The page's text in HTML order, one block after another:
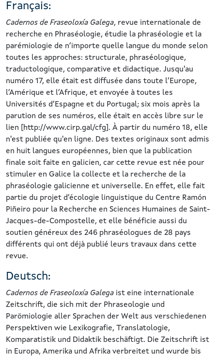
Français:
Cadernos de Fraseoloxía Galega, revue internationale de
recherche en Phraséologie, étudie la phraséologie et la
parémiologie de n’importe quelle langue du monde selon
toutes les approches: structurale, phraséologique,
traductologique, comparative et didactique. Jusqu'au
numéro 17, elle était est diffusée dans toute l’Europe,
l’Amérique et l’Afrique, et envoyée à toutes les
Universités d’Espagne et du Portugal; six mois après la
parution de ses numéros, elle était en accès libre sur le
lien [http://www.cirp.gal/cfg]. À partir du numéro 18, elle
n'est publiée qu'en ligne. Des textes originaux sont admis
en huit langues européennes, bien que la publication
finale soit faite en galicien, car cette revue est née pour
stimuler en Galice la collecte et la recherche de la
phraséologie galicienne et universelle. En effet, elle fait
partie du projet d’écologie linguistique du Centre Ramón
Piñeiro pour la Recherche en Sciences Humaines de Saint-
Jacques-de-Compostelle, et elle bénéficie aussi du
soutien généreux des 246 phraséologues de 28 pays
différents qui ont déjà publié leurs travaux dans cette
revue.
Deutsch:
Cadernos de Fraseoloxía Galega ist eine internationale
Zeitschrift, die sich mit der Phraseologie und
Parömiologie aller Sprachen der Welt aus verschiedenen
Perspektiven wie Lexikografie, Translatologie,
Komparatistik und Didaktik beschäftigt. Die Zeitschrift ist
in Europa, Amerika und Afrika verbreitet und wurde bis